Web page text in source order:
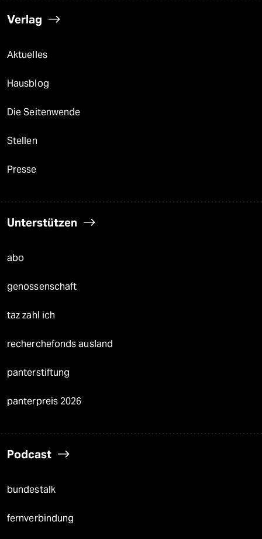
Verlag
Aktuelles
Hausblog
Die Seitenwende
Stellen
Presse
Unterstützen
abo
genossenschaft
taz zahl ich
recherchefonds ausland
panterstiftung
panterpreis 2026
Podcast
bundestalk
fernverbindung